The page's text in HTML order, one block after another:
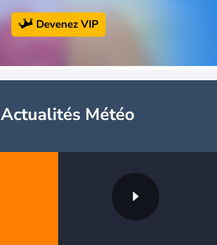
Devenez VIP
Actualités Météo